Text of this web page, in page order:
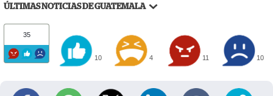
ÚLTIMAS NOTICIAS DE GUATEMALA
35
10 4 11 10